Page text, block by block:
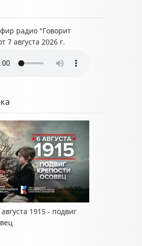
радио "Говорит
7 августа 2026 г.
1915 - подвиг